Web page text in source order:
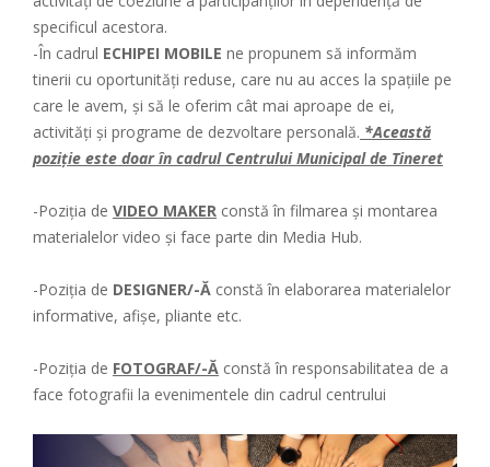
specificul acestora.
-În cadrul ECHIPEI MOBILE ne propunem să informăm
tinerii cu oportunități reduse, care nu au acces la spațiile pe
care le avem, și să le oferim cât mai aproape de ei,
activități și programe de dezvoltare personală. *Această
poziție este doar în cadrul Centrului Municipal de Tineret
-Poziția de VIDEO MAKER constă în filmarea şi montarea
materialelor video și face parte din Media Hub.
-Poziția de DESIGNER/-Ă constă în elaborarea materialelor
informative, afișe, pliante etc.
-Poziția de FOTOGRAF/-Ă constă în responsabilitatea de a
face fotografii la evenimentele din cadrul centrului